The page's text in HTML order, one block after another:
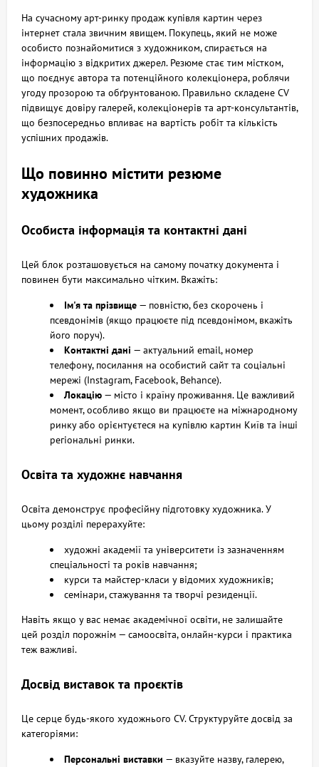
На сучасному арт-ринку продаж купівля картин через
інтернет стала звичним явищем. Покупець, який не може
особисто познайомитися з художником, спирається на
інформацію з відкритих джерел. Резюме стає тим містком,
що поєднує автора та потенційного колекціонера, роблячи
угоду прозорою та обґрунтованою. Правильно складене CV
підвищує довіру галерей, колекціонерів та арт-консультантів,
що безпосередньо впливає на вартість робіт та кількість
успішних продажів.
Що повинно містити резюме
художника
Особиста інформація та контактні дані
Цей блок розташовується на самому початку документа і
повинен бути максимально чітким. Вкажіть:
Ім'я та прізвище — повністю, без скорочень і
псевдонімів (якщо працюєте під псевдонімом, вкажіть
його поруч).
Контактні дані — актуальний email, номер
телефону, посилання на особистий сайт та соціальні
мережі (Instagram, Facebook, Behance).
Локацію — місто і країну проживання. Це важливий
момент, особливо якщо ви працюєте на міжнародному
ринку або орієнтуєтеся на купівлю картин Київ та інші
регіональні ринки.
Освіта та художнє навчання
Освіта демонструє професійну підготовку художника. У
цьому розділі перерахуйте:
художні академії та університети із зазначенням
спеціальності та років навчання;
курси та майстер-класи у відомих художників;
семінари, стажування та творчі резиденції.
Навіть якщо у вас немає академічної освіти, не залишайте
цей розділ порожнім — самоосвіта, онлайн-курси і практика
теж важливі.
Досвід виставок та проєктів
Це серце будь-якого художнього CV. Структуруйте досвід за
категоріями:
Персональні виставки — вказуйте назву, галерею,